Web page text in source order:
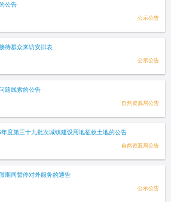
公告
公示公告
待群众来访安排表
公示公告
题线索的公告
自然资源局公告
度第三十九批次城镇建设用地征收土地的公告
自然资源局公告
期间暂停对外服务的通告
公示公告